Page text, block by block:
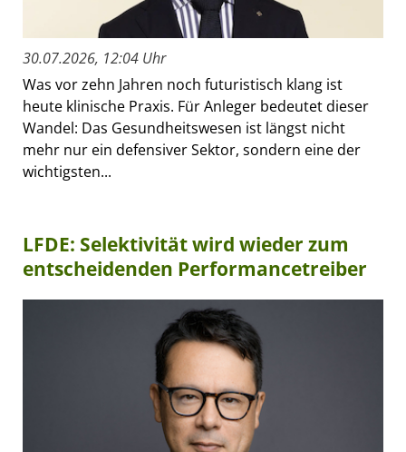
30.07.2026, 12:04 Uhr
Was vor zehn Jahren noch futuristisch klang ist
heute klinische Praxis. Für Anleger bedeutet dieser
Wandel: Das Gesundheitswesen ist längst nicht
mehr nur ein defensiver Sektor, sondern eine der
wichtigsten...
LFDE: Selektivität wird wieder zum
entscheidenden Performancetreiber